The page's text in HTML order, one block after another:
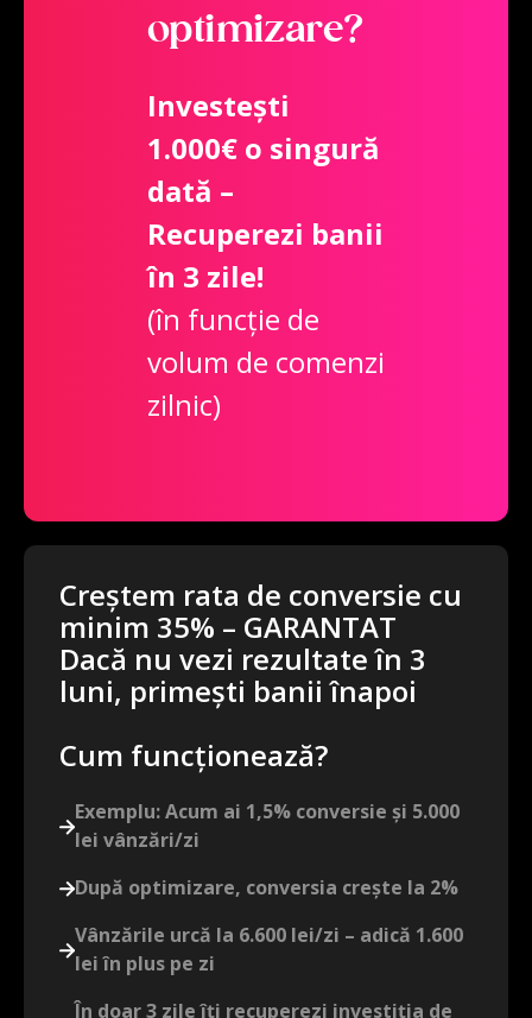
optimizare?
Investești
1.000€ o singură
dată –
Recuperezi banii
în 3 zile!
(în funcție de
volum de comenzi
zilnic)
Creștem rata de conversie cu
minim 35% – GARANTAT
Dacă nu vezi rezultate în 3
luni, primești banii înapoi
Cum funcționează?
Exemplu: Acum ai 1,5% conversie și 5.000
lei vânzări/zi
După optimizare, conversia crește la 2%
Vânzările urcă la 6.600 lei/zi – adică 1.600
lei în plus pe zi
În doar 3 zile îți recuperezi investiția de